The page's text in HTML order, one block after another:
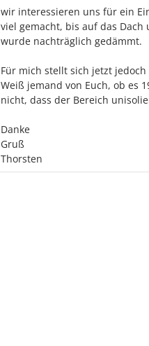
wir interessieren uns für ein
viel gemacht, bis auf das
wurde nachträglich gedämmt.
Für mich stellt sich jetzt
Weiß jemand von Euch, ob es
nicht, dass der Bereich
Danke
Gruß
Thorsten